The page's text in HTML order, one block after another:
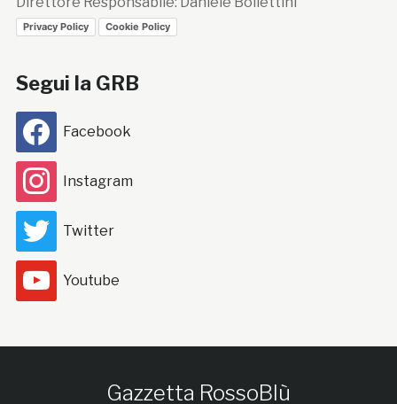
Privacy Policy Cookie Policy
Segui la GRB
Facebook
Instagram
Twitter
Youtube
Gazzetta RossoBlù